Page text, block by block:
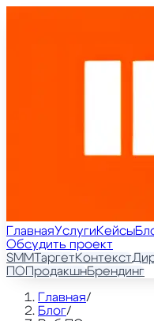
ГлавнаяУслугиКейсы
Обсудить проект
SMMТаргетКонтекст
ПОПродакшнБрендинг
Главная/
Блог/